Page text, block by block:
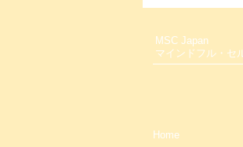
インドフル
コース
MSC Japan
マインドフル・
Home